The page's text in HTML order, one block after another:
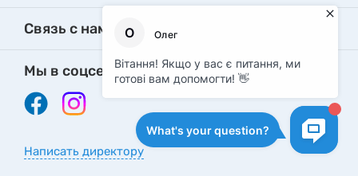
Связь с нами
Мы в соцсетях
Написать директору